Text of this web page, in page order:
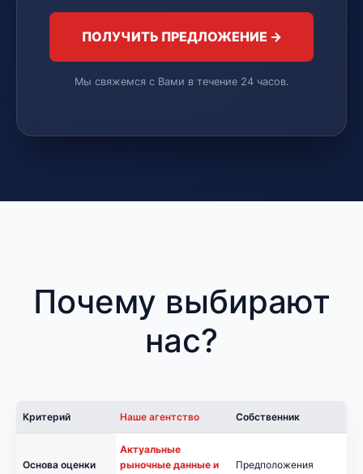
ПОЛУЧИТЬ ПРЕДЛОЖЕНИЕ →
Мы свяжемся с Вами в течение 24 часов.
Почему выбирают
нас?
Критерий Наше агентство Собственник
Основа оценки
Актуальные
рыночные данные и
Предположения